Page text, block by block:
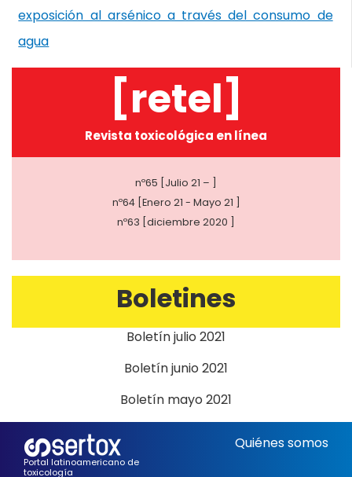
exposición al arsénico a través del consumo de
agua
[retel]
Revista toxicológica en línea
nº65 [Julio 21 – ]
nº64 [Enero 21 - Mayo 21 ]
nº63 [diciembre 2020 ]
Boletines
Boletín julio 2021
Boletín junio 2021
Boletín mayo 2021
Portal latinoamericano de
toxicología
Quiénes somos